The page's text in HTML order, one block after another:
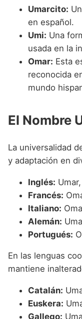
Umarcito:
en español.
Umi: Una
usada en la
Omar: Esta
reconocida
mundo
El Nombre
La universalidad
y adaptación en
Inglés:
Francés:
Italiano:
Alemán:
Portugués:
En las lenguas
mantiene
Catalán:
Euskera:
Gallego: